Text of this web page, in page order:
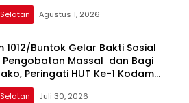
Agustus 1, 2026
1012/Buntok Gelar Bakti Sosial
Massal dan Bagi
Peringati HUT Ke-1 Kodam
Bungai
Juli 30, 2026